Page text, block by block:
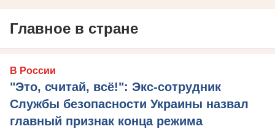
Главное в стране
В России
"Это, считай, всё!": Экс-сотрудник
Службы безопасности Украины назвал
главный признак конца режима